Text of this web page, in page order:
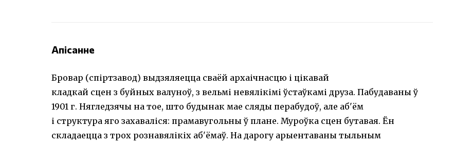
Апісанне
Бровар (спіртзавод) выдзяляецца сваёй архаічнасцю і цікавай
кладкай сцен з буйных валуноў, з вельмі невялікімі ўстаўкамі друза. Пабудаваны ў
1901 г. Нягледзячы на тое, што будынак мае сляды перабудоў, але аб'ём
і структура яго захаваліся: прамавугольны ў плане. Муроўка сцен бутавая. Ён
складаецца з трох рознавялікіх аб'ёмаў. На дарогу арыентаваны тыльным